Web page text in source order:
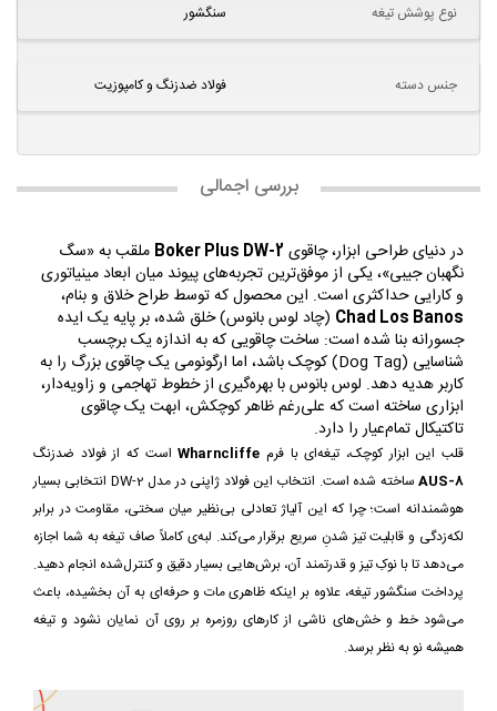
نوع پوشش تیغه سنگشور
جنس دسته فولاد ضدزنگ و کامپوزیت
بررسی اجمالی
در دنیای طراحی ابزار، چاقوی Boker Plus DW-2 ملقب به «سگ
نگهبان جیبی»، یکی از موفق‌ترین تجربه‌های پیوند میان ابعاد مینیاتوری
و کارایی حداکثری است. این محصول که توسط طراح خلاق و بنام،
Chad Los Banos (چاد لوس بانوس) خلق شده، بر پایه یک ایده
جسورانه بنا شده است: ساخت چاقویی که به اندازه یک برچسب
شناسایی (Dog Tag) کوچک باشد، اما ارگونومی یک چاقوی بزرگ را به
کاربر هدیه دهد. لوس بانوس با بهره‌گیری از خطوط تهاجمی و زاویه‌دار،
ابزاری ساخته است که علی‌رغم ظاهر کوچکش، ابهت یک چاقوی
تاکتیکال تمام‌عیار را دارد.
قلب این ابزار کوچک، تیغه‌ای با فرم Wharncliffeاست که از فولاد ضدزنگ
AUS-8
ساخته شده است. انتخاب این فولاد ژاپنی در مدل DW-2 انتخابی بسیار
هوشمندانه است؛ چرا که این آلیاژ تعادلی بی‌نظیر میان سختی، مقاومت در برابر
لکه‌زدگی و قابلیت تیز شدنِ سریع برقرار می‌کند. لبه‌ی کاملاً صاف تیغه به شما اجازه
می‌دهد تا با نوکِ تیز و قدرتمند آن، برش‌هایی بسیار دقیق و کنترل‌شده انجام دهید.
پرداخت سنگشور تیغه، علاوه بر اینکه ظاهری مات و حرفه‌ای به آن بخشیده، باعث
می‌شود خط و خش‌های ناشی از کارهای روزمره بر روی آن نمایان نشود و تیغه
همیشه نو به نظر برسد.